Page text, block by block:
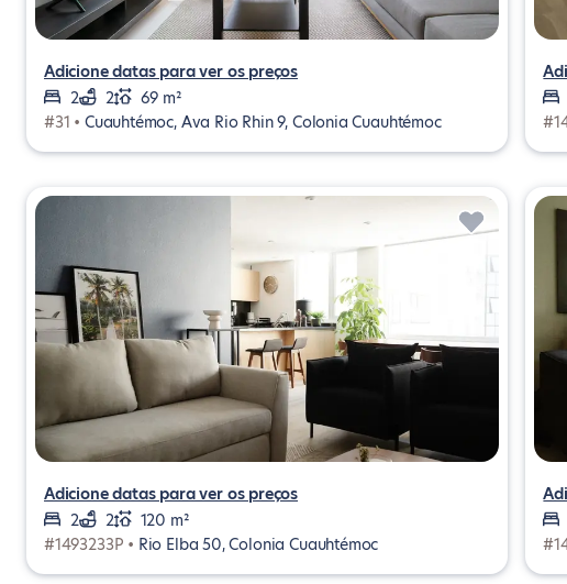
Adicione datas para ver os preços
2
2
69 m²
#31 • Cuauhtémoc, Ava Rio Rhin 9, Colonia Cuauhtémoc
Adicione datas para ver os preços
2
2
120 m²
#1493233P • Rio Elba 50, Colonia Cuauhtémoc